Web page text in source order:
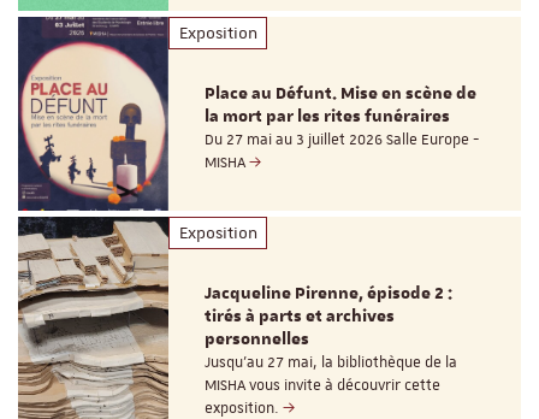
Exposition
Place au Défunt. Mise en scène de
la mort par les rites funéraires
Du 27 mai au 3 juillet 2026 Salle Europe -
MISHA
Exposition
Jacqueline Pirenne, épisode 2 :
tirés à parts et archives
personnelles
Jusqu’au 27 mai, la bibliothèque de la
MISHA vous invite à découvrir cette
exposition.